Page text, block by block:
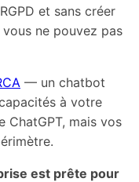
et sans créer
ne pouvez pas
— un chatbot
à votre
ChatGPT, mais vos
est prête pour